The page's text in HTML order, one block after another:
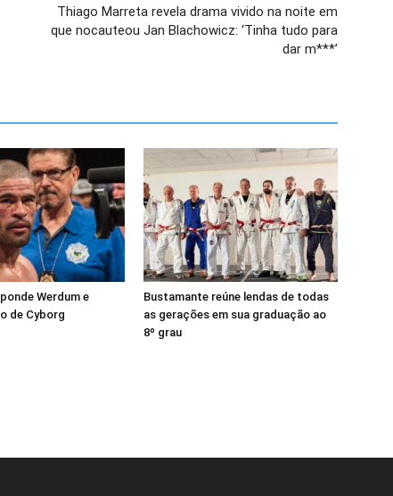
Thiago Marreta revela drama vivido na noite em
que nocauteou Jan Blachowicz: ‘Tinha tudo para
dar m***’
Werdum e
de Cyborg
Bustamante reúne lendas de todas
as gerações em sua graduação ao
8º grau